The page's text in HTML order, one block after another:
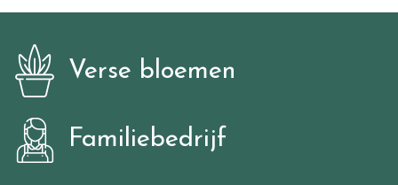
Verse bloemen
Familiebedrijf